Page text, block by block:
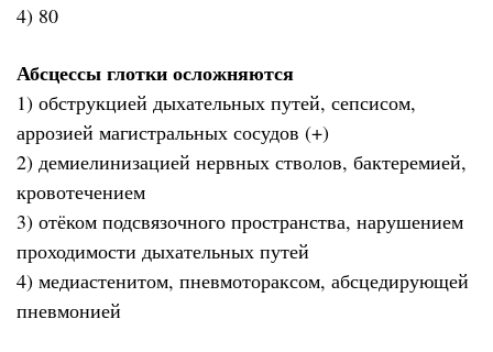
4) 80
Абсцессы глотки осложняются
1) обструкцией дыхательных путей, сепсисом,
аррозией магистральных сосудов (+)
2) демиелинизацией нервных стволов, бактеремией,
кровотечением
3) отёком подсвязочного пространства, нарушением
проходимости дыхательных путей
4) медиастенитом, пневмотораксом, абсцедирующей
пневмонией